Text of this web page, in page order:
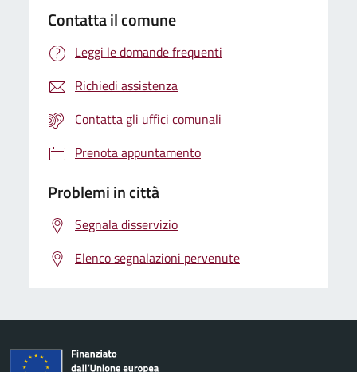
Contatta il comune
Leggi le domande frequenti
Richiedi assistenza
Contatta gli uffici comunali
Prenota appuntamento
Problemi in città
Segnala disservizio
Elenco segnalazioni pervenute